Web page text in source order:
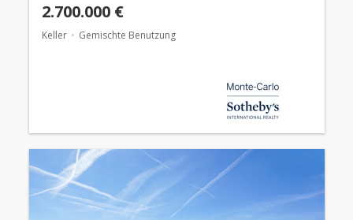
2.700.000 €
Keller Gemischte Benutzung